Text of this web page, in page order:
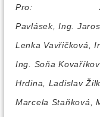
Pro:
Pavlásek, Ing.
Lenka Vavřičková,
Ing. Soňa
Hrdina, Ladislav
Marcela Staňková,